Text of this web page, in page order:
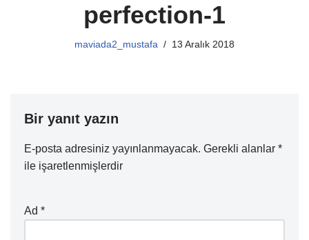
perfection-1
maviada2_mustafa 13 Aralık 2018
Bir yanıt yazın
E-posta adresiniz yayınlanmayacak. Gerekli alanlar *
ile işaretlenmişlerdir
Ad *